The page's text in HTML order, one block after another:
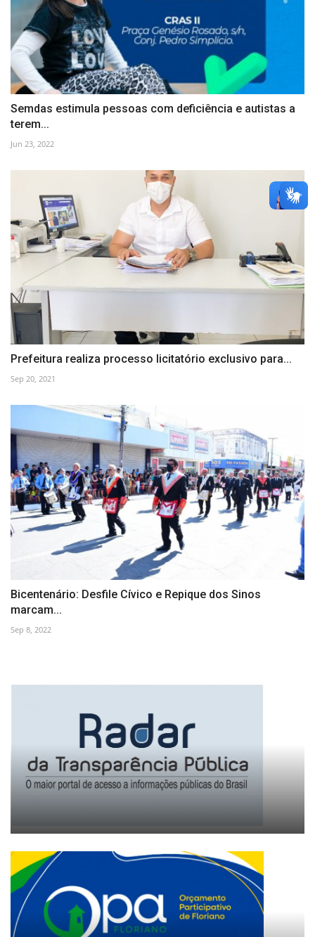
Semdas estimula pessoas com deficiência e autistas a
terem...
Jun 23, 2022
Prefeitura realiza processo licitatório exclusivo para...
Sep 20, 2021
Bicentenário: Desfile Cívico e Repique dos Sinos
marcam...
Sep 8, 2022